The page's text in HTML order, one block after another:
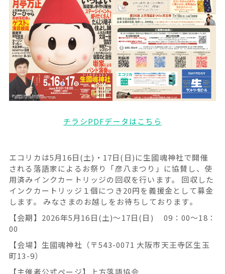
チラシPDFデータはこちら
エコリカは5月16日(土)・17日(日)に生國魂神社で開催
される落語家によるお祭り「彦八まつり」に協賛し、使
用済みインクカートリッジの回収を行います。 回収した
インクカートリッジ１個につき20円を義援金として募金
します。 みなさまのお越しをお待ちしております。
【会期】2026年5月16日(土)〜17日(日) 09：00～18：
00
【会場】生國魂神社（〒543-0071 大阪市天王寺区生玉
町13-9）